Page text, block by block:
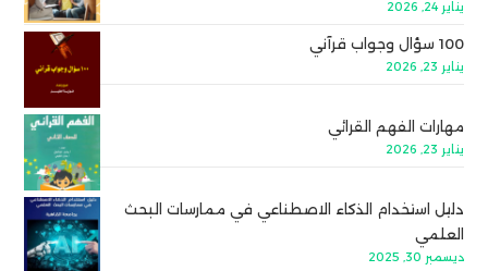
يناير 24, 2026
100 سؤال وجواب قرآني
يناير 23, 2026
مهارات الفهم القرائي
يناير 23, 2026
دليل استخدام الذكاء الاصطناعي في ممارسات البحث
العلمي
ديسمبر 30, 2025